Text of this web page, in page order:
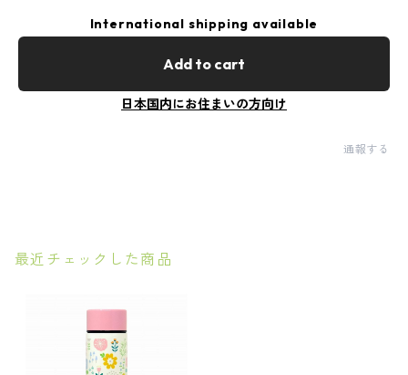
International shipping available
Add to cart
日本国内にお住まいの方向け
通報する
最近チェックした商品